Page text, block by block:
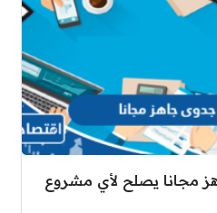
مجانا يصلح لأي مشروع